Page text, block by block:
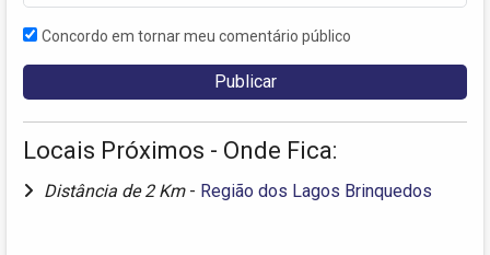
Concordo em tornar meu comentário público
Locais Próximos - Onde Fica:
Distância de 2 Km - Região dos Lagos Brinquedos